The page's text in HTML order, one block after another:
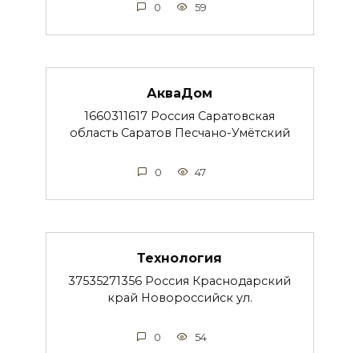
0 59
АкваДом
1660311617 Россия Саратовская
область Саратов Песчано-Умётский
0 47
Технология
37535271356 Россия Краснодарский
край Новороссийск ул.
0 54